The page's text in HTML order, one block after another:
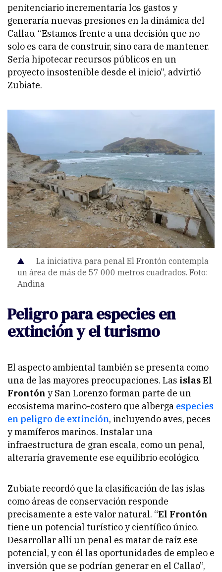
penitenciario incrementaría los gastos y
generaría nuevas presiones en la dinámica del
Callao. “Estamos frente a una decisión que no
solo es cara de construir, sino cara de mantener.
Sería hipotecar recursos públicos en un
proyecto insostenible desde el inicio”, advirtió
Zubiate.
La iniciativa para penal El Frontón contempla
un área de más de 57 000 metros cuadrados. Foto:
Andina
Peligro para especies en
extinción y el turismo
El aspecto ambiental también se presenta como
una de las mayores preocupaciones. Las islas El
Frontón y San Lorenzo forman parte de un
ecosistema marino-costero que alberga especies
en peligro de extinción, incluyendo aves, peces
y mamíferos marinos. Instalar una
infraestructura de gran escala, como un penal,
alteraría gravemente ese equilibrio ecológico.
Zubiate recordó que la clasificación de las islas
como áreas de conservación responde
precisamente a este valor natural. “El Frontón
tiene un potencial turístico y científico único.
Desarrollar allí un penal es matar de raíz ese
potencial, y con él las oportunidades de empleo e
inversión que se podrían generar en el Callao”,